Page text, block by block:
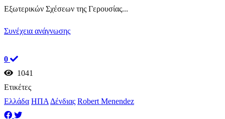
Εξωτερικών Σχέσεων της Γερουσίας...
Συνέχεια ανάγνωσης
0
1041
Ετικέτες
Ελλάδα ΗΠΑ Δένδιας Robert Menendez